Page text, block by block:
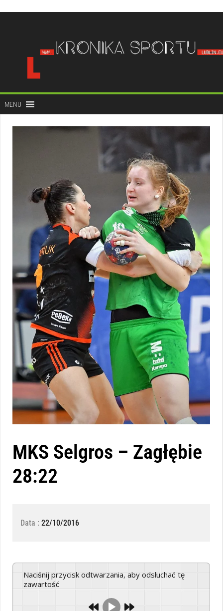
treści
MENU
MKS Selgros – Zagłębie
28:22
Data : 22/10/2016
Naciśnij przycisk odtwarzania, aby odsłuchać tę
zawartość